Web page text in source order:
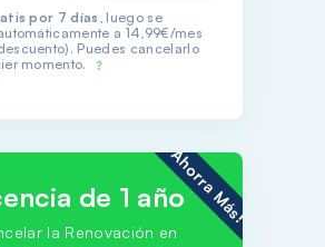
por 7 días, luego se
a 14,99€/mes
Puedes cancelarlo
momento.
Ahorra Más!
de 1 año
la Renovación en